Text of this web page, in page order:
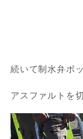
続いて制水弁ボ
アスファルトを切